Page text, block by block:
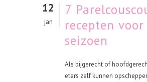
12
jan
7
recepten
seizoen
Als bijgerecht of
eters zelf kunnen